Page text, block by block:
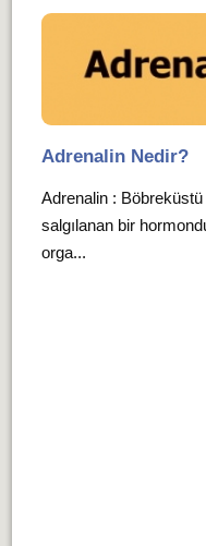
Adrenalin Nedir?
Adrenalin : Böbreküstü
salgılanan bir
orga...